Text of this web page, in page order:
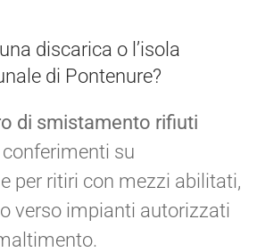
discarica o l’isola
di Pontenure?
di smistamento rifiuti
su
per ritiri con mezzi abilitati,
verso impianti autorizzati